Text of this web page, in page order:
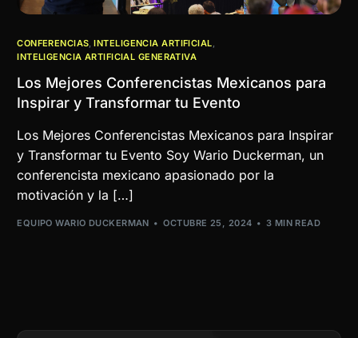
CONFERENCIAS,INTELIGENCIA ARTIFICIAL,
INTELIGENCIA ARTIFICIAL GENERATIVA
Los Mejores Conferencistas Mexicanos para
Inspirar y Transformar tu Evento
Los Mejores Conferencistas Mexicanos para Inspirar
y Transformar tu Evento Soy Wario Duckerman, un
conferencista mexicano apasionado por la
motivación y la […]
EQUIPO WARIO DUCKERMAN OCTUBRE 25, 2024 3 MIN READ